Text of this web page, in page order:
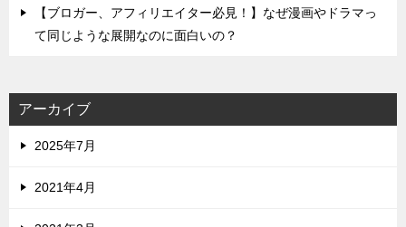
【ブロガー、アフィリエイター必見！】なぜ漫画やドラマっ
て同じような展開なのに面白いの？
アーカイブ
2025年7月
2021年4月